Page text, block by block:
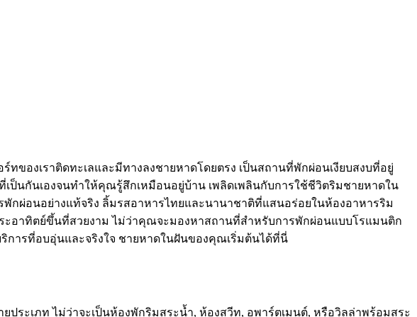
ของเราติดทะเลและมีทางลงชายหาดโดยตรง เป็นสถานที่พักผ่อนเงียบสงบที่อยู่
ป็นกันเองจนทำให้คุณรู้สึกเหมือนอยู่บ้าน เพลิดเพลินกับการใช้ชีวิตริมชายหาดใน
กผ่อนอย่างแท้จริง ลิ้มรสอาหารไทยและนานาชาติที่แสนอร่อยในห้องอาหารริม
ะอาทิตย์ขึ้นที่สวยงาม ไม่ว่าคุณจะมองหาสถานที่สำหรับการพักผ่อนแบบโรแมนติก
การที่อบอุ่นและจริงใจ ชายหาดในฝันของคุณเริ่มต้นได้ที่นี่
ระเภท ไม่ว่าจะเป็นห้องพักริมสระน้ำ, ห้องสวีท, อพาร์ตเมนต์, หรือวิลล่าพร้อมสระ